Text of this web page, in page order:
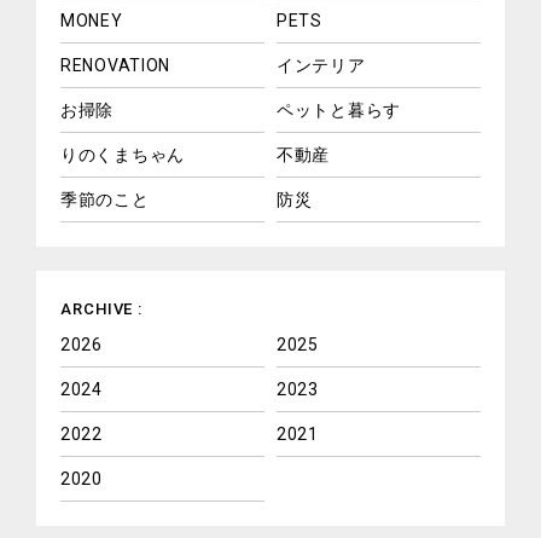
MONEY PETS
RENOVATION インテリア
お掃除 ペットと暮らす
りのくまちゃん 不動産
季節のこと 防災
ARCHIVE :
2026 2025
2024 2023
2022 2021
2020